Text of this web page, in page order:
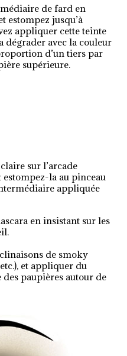
de fard en
estompez jusqu’à
appliquer cette teinte
dégrader avec la couleur
d’un tiers par
supérieure.
sur l’arcade
estompez-la au pinceau
appliquée
de smoky
et appliquer du
paupières autour de